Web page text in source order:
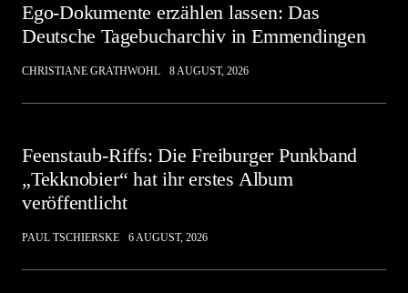
Ego-Dokumente erzählen lassen: Das
Deutsche Tagebucharchiv in Emmendingen
CHRISTIANE GRATHWOHL 8 AUGUST, 2026
Feenstaub-Riffs: Die Freiburger Punkband
„Tekknobier“ hat ihr erstes Album
veröffentlicht
PAUL TSCHIERSKE 6 AUGUST, 2026